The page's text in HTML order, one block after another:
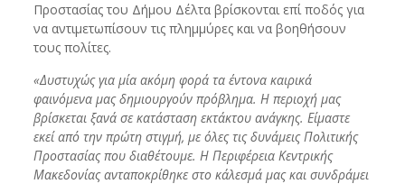
Προστασίας του Δήμου Δέλτα βρίσκονται επί ποδός για
να αντιμετωπίσουν τις πλημμύρες και να βοηθήσουν
τους πολίτες.
«Δυστυχώς για μία ακόμη φορά τα έντονα καιρικά
φαινόμενα μας δημιουργούν πρόβλημα. Η περιοχή μας
βρίσκεται ξανά σε κατάσταση εκτάκτου ανάγκης. Είμαστε
εκεί από την πρώτη στιγμή, με όλες τις δυνάμεις Πολιτικής
Προστασίας που διαθέτουμε. Η Περιφέρεια Κεντρικής
Μακεδονίας ανταποκρίθηκε στο κάλεσμά μας και συνδράμει